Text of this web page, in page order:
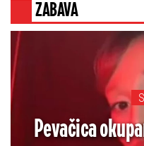
ZABAVA
Pevačica